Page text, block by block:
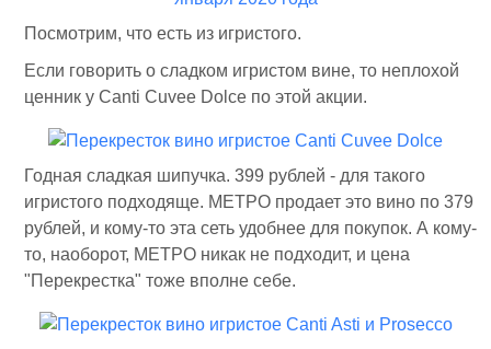
Посмотрим, что есть из игристого.
Если говорить о сладком игристом вине, то неплохой
ценник у Canti Cuvee Dolce по этой акции.
Годная сладкая шипучка. 399 рублей - для такого
игристого подходяще. МЕТРО продает это вино по 379
рублей, и кому-то эта сеть удобнее для покупок. А кому-
то, наоборот, МЕТРО никак не подходит, и цена
"Перекрестка" тоже вполне себе.